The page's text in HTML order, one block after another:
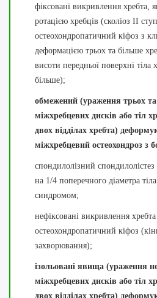
фіксовані викривлення хребта,
ротацією хребців (сколіоз II
остеохондропатичний кіфоз з
деформацією трьох та більше
висоти передньої поверхні тіла
більше);
обмежений (ураження трьох
міжхребцевих дисків або тіл
двох відділах хребта)
міжхребцевий остеохондроз з
спондилолізний
на 1/4 поперечного діаметра
синдромом;
нефіксовані викривлення
остеохондропатичний кіфоз
захворювання);
ізольовані явища (ураження
міжхребцевих дисків або тіл
двох відділах хребта)